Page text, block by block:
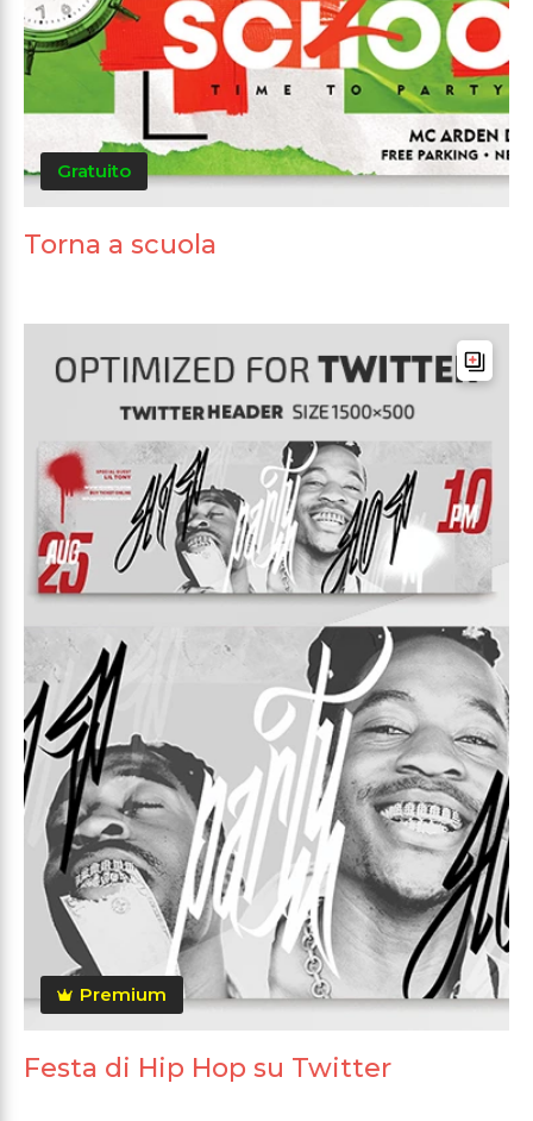
Gratuito
Torna a scuola
Premium
Festa di Hip Hop su Twitter